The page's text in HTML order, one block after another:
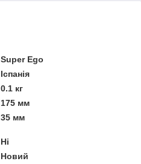
Super Ego
Іспанія
0.1 кг
175 мм
35 мм
Ні
Новий